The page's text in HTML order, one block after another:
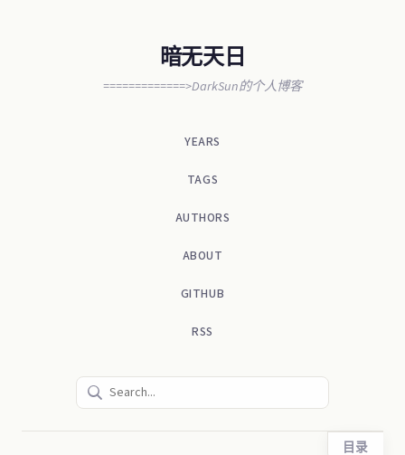
暗无天日
=============>DarkSun的个人博客
YEARS
TAGS
AUTHORS
ABOUT
GITHUB
RSS
目录